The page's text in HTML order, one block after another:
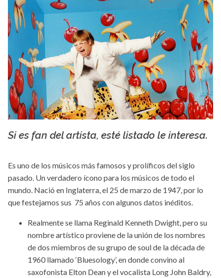
Si es fan del artista, esté listado le interesa.
Es uno de los músicos más famosos y prolíficos del siglo
pasado. Un verdadero ícono para los músicos de todo el
mundo. Nació en Inglaterra, el 25 de marzo de 1947, por lo
que festejamos sus 75 años con algunos datos inéditos.
Realmente se llama Reginald Kenneth Dwight, pero su
nombre artístico proviene de la unión de los nombres
de dos miembros de su grupo de soul de la década de
1960 llamado ‘Bluesology’, en donde convino al
saxofonista Elton Dean y el vocalista Long John Baldry,